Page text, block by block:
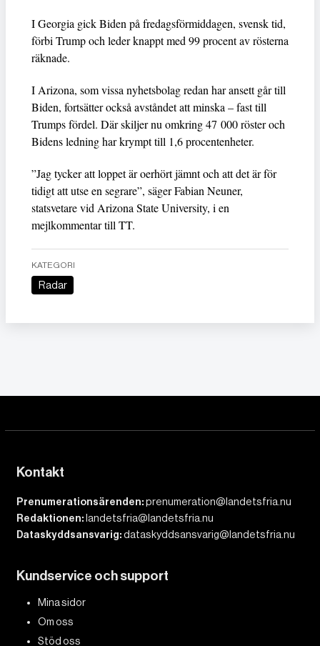
I Georgia gick Biden på fredagsförmiddagen, svensk tid,
förbi Trump och leder knappt med 99 procent av rösterna
räknade.
I Arizona, som vissa nyhetsbolag redan har ansett går till
Biden, fortsätter också avståndet att minska – fast till
Trumps fördel. Där skiljer nu omkring 47 000 röster och
Bidens ledning har krympt till 1,6 procentenheter.
”Jag tycker att loppet är oerhört jämnt och att det är för
tidigt att utse en segrare”, säger Fabian Neuner,
statsvetare vid Arizona State University, i en
mejlkommentar till TT.
KATEGORI
Radar
Kontakt
Prenumerationsärenden:prenumeration@landetsfria.nu
Redaktionen: landetsfria@landetsfria.nu
Dataskyddsansvarig:dataskyddsansvarig@landetsfria.nu
Kundservice och support
Mina sidor
Om oss
Stöd oss